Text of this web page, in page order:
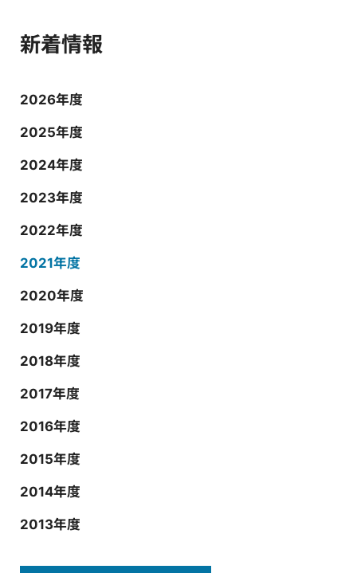
新着情報
2026年度
2025年度
2024年度
2023年度
2022年度
2021年度
2020年度
2019年度
2018年度
2017年度
2016年度
2015年度
2014年度
2013年度